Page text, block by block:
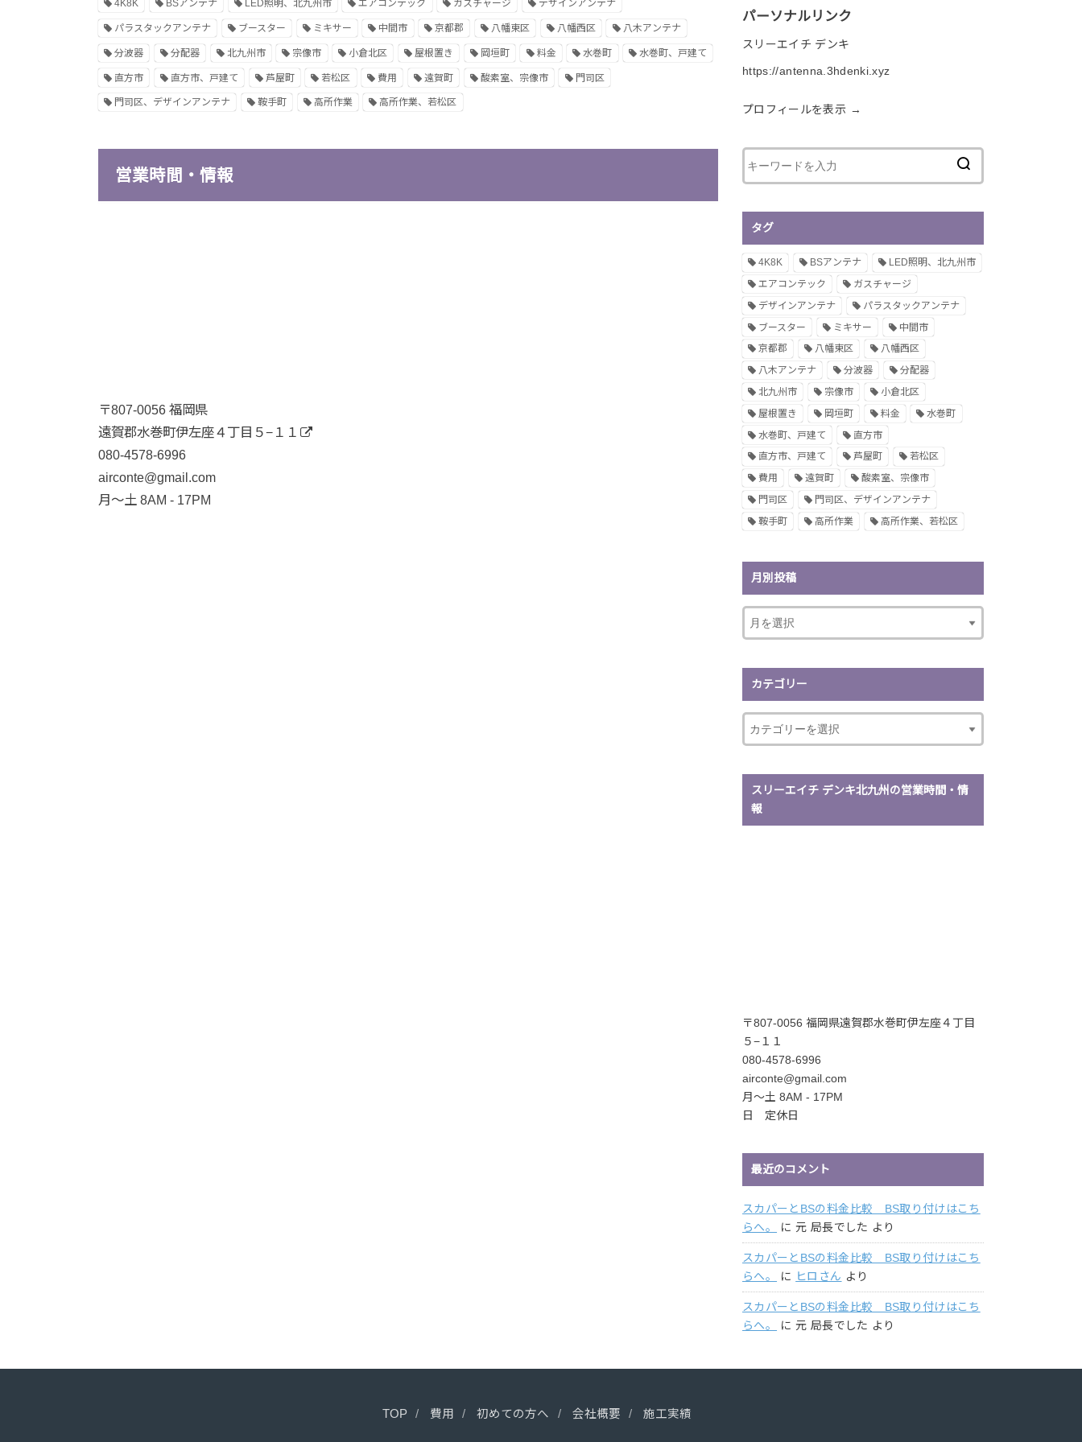
4K8K BSアンテナ LED照明、北九州市 エアコンテック ガスチャージ デザインアンテナ
パラスタックアンテナ ブースター ミキサー 中間市 京都郡 八幡東区 八幡西区 八木アンテナ
分波器 分配器 北九州市 宗像市 小倉北区 屋根置き 岡垣町 料金 水巻町 水巻町、戸建て
直方市 直方市、戸建て 芦屋町 若松区 費用 遠賀町 酸素室、宗像市 門司区
門司区、デザインアンテナ 鞍手町 高所作業 高所作業、若松区
営業時間・情報
〒807-0056 福岡県
遠賀郡水巻町伊左座４丁目５−１１
080-4578-6996
airconte@gmail.com
月〜土 8AM - 17PM
パーソナルリンク
スリーエイチ デンキ
https://antenna.3hdenki.xyz
プロフィールを表示 →
タグ
4K8K BSアンテナ
LED照明、北九州市
エアコンテック
ガスチャージ
デザインアンテナ
パラスタックアンテナ
ブースター
ミキサー
中間市
京都郡
八幡東区
八幡西区
八木アンテナ
分波器
分配器
北九州市
宗像市
小倉北区
屋根置き
岡垣町 料金
水巻町
水巻町、戸建て
直方市
直方市、戸建て
芦屋町
若松区
費用
遠賀町
酸素室、宗像市
門司区
門司区、デザインアンテナ
鞍手町
高所作業 高所作業、若松区
月別投稿
カテゴリー
スリーエイチ デンキ北九州の営業時間・情
報
〒807-0056 福岡県遠賀郡水巻町伊左座４丁目
５−１１
080-4578-6996
airconte@gmail.com
月〜土 8AM - 17PM
日 定休日
最近のコメント
スカパーとBSの料金比較 BS取り付けはこち
らへ。
に元 局長でした より
スカパーとBSの料金比較 BS取り付けはこち
らへ。
に ヒロさん より
スカパーとBSの料金比較 BS取り付けはこち
らへ。
に元 局長でした より
TOP 費用 初めての方へ 会社概要 施工実績